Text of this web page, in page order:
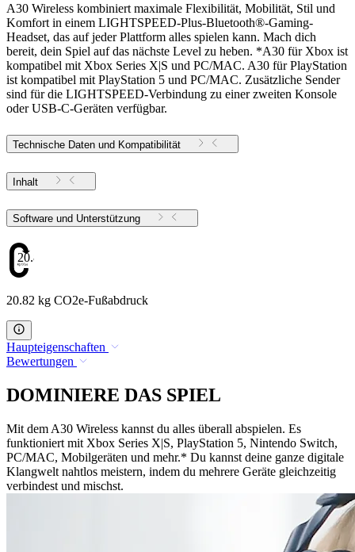
A30 Wireless kombiniert maximale Flexibilität, Mobilität, Stil und
Komfort in einem LIGHTSPEED-Plus-Bluetooth®-Gaming-
Headset, das auf jeder Plattform alles spielen kann. Mach dich
bereit, dein Spiel auf das nächste Level zu heben. *A30 für Xbox ist
kompatibel mit Xbox Series X|S und PC/MAC. A30 für PlayStation
ist kompatibel mit PlayStation 5 und PC/MAC. Zusätzliche Sender
sind für die LIGHTSPEED-Verbindung zu einer zweiten Konsole
oder USB-C-Geräten verfügbar.
Technische Daten und Kompatibilität
Inhalt
Software und Unterstützung
20.82
20.82 kg CO2e-Fußabdruck
Haupteigenschaften
Bewertungen
DOMINIERE DAS SPIEL
Mit dem A30 Wireless kannst du alles überall abspielen. Es
funktioniert mit Xbox Series X|S, PlayStation 5, Nintendo Switch,
PC/MAC, Mobilgeräten und mehr.* Du kannst deine ganze digitale
Klangwelt nahtlos meistern, indem du mehrere Geräte gleichzeitig
verbindest und mischst.